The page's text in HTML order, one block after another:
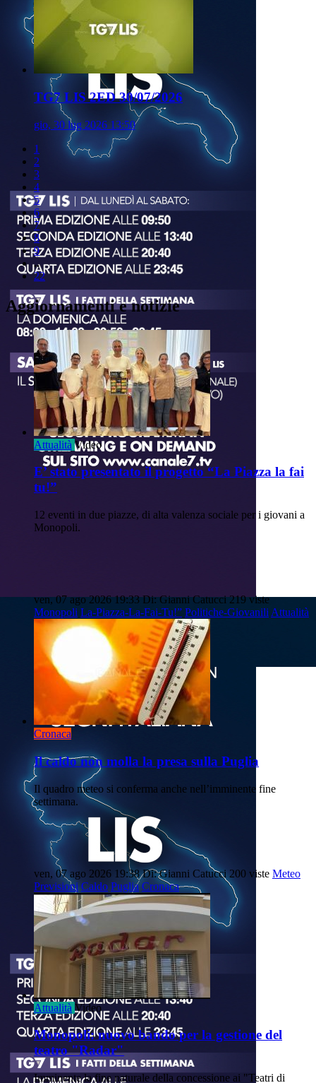
TG7 LIS 2ED 30/07/2026
gio, 30 lug 2026 13:50
1
2
3
4
5
6
7
8
9
..
22
Aggiornamenti e notizie
Attualità Video
E’ stato presentato il progetto “La Piazza la fai
tu!”
12 eventi in due piazze, di alta valenza sociale per i giovani a
Monopoli.
ven, 07 ago 2026 19:33 Di: Gianni Catucci 219 viste
Monopoli La-Piazza-La-Fai-Tu!” Politiche-Giovanili Attualità
Cronaca
Il caldo non molla la presa sulla Puglia
Il quadro meteo si conferma anche nell’imminente fine
settimana.
ven, 07 ago 2026 19:38 Di: Gianni Catucci 200 viste Meteo
Previsioni Caldo Puglia Cronaca
Attualità Video
Monopoli: nuovo bando per la gestione del
teatro "Radar"
Imminente la fine naturale della concessione ai "Teatri di